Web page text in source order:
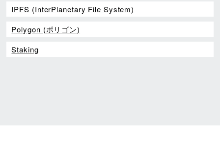
IPFS (InterPlanetary File System)
Polygon (ポリゴン)
Staking